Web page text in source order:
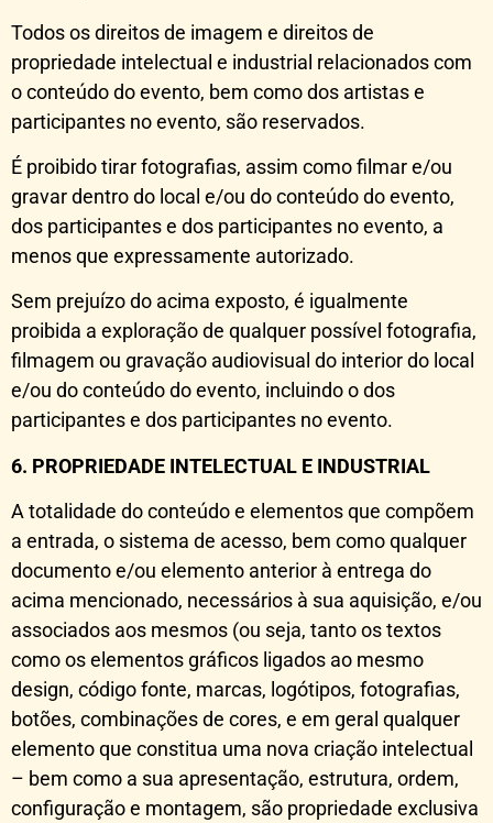
Todos os direitos de imagem e direitos de
propriedade intelectual e industrial relacionados com
o conteúdo do evento, bem como dos artistas e
participantes no evento, são reservados.
É proibido tirar fotografias, assim como filmar e/ou
gravar dentro do local e/ou do conteúdo do evento,
dos participantes e dos participantes no evento, a
menos que expressamente autorizado.
Sem prejuízo do acima exposto, é igualmente
proibida a exploração de qualquer possível fotografia,
filmagem ou gravação audiovisual do interior do local
e/ou do conteúdo do evento, incluindo o dos
participantes e dos participantes no evento.
6. PROPRIEDADE INTELECTUAL E INDUSTRIAL
A totalidade do conteúdo e elementos que compõem
a entrada, o sistema de acesso, bem como qualquer
documento e/ou elemento anterior à entrega do
acima mencionado, necessários à sua aquisição, e/ou
associados aos mesmos (ou seja, tanto os textos
como os elementos gráficos ligados ao mesmo
design, código fonte, marcas, logótipos, fotografias,
botões, combinações de cores, e em geral qualquer
elemento que constitua uma nova criação intelectual
– bem como a sua apresentação, estrutura, ordem,
configuração e montagem, são propriedade exclusiva